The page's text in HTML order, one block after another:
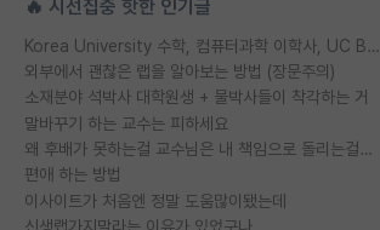
🔥 시선집중 핫한 인기글
Korea University 수학, 컴퓨터과학 이학사, UC Berkeley 산업공학 대학원 공학박사가 되는 것은 쉽지 않겠죠?
외부에서 괜찮은 랩을 알아보는 방법 (장문주의)
소재분야 석박사 대학원생 + 물박사들이 착각하는 거
말바꾸기 하는 교수는 피하세요
왜 후배가 못하는걸 교수님은 내 책임으로 돌리는걸까요?
편애 하는 방법
이사이트가 처음엔 정말 도움많이됐는데